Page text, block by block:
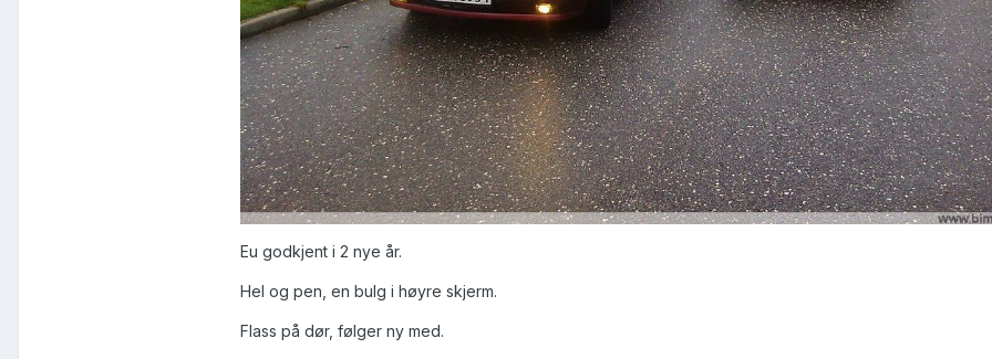
Eu godkjent i 2 nye år.
Hel og pen, en bulg i høyre skjerm.
Flass på dør, følger ny med.